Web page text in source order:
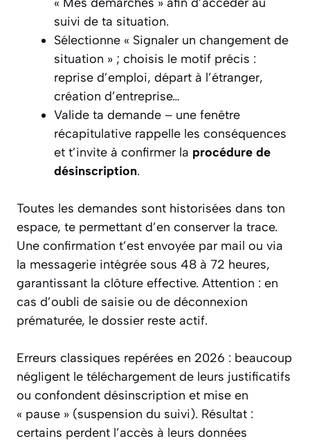
suivi de ta situation.
Sélectionne « Signaler un changement de
situation » ; choisis le motif précis :
reprise d’emploi, départ à l’étranger,
création d’entreprise…
Valide ta demande – une fenêtre
récapitulative rappelle les conséquences
et t’invite à confirmer la procédure de
désinscription.
Toutes les demandes sont historisées dans ton
espace, te permettant d’en conserver la trace.
Une confirmation t’est envoyée par mail ou via
la messagerie intégrée sous 48 à 72 heures,
garantissant la clôture effective. Attention : en
cas d’oubli de saisie ou de déconnexion
prématurée, le dossier reste actif.
Erreurs classiques repérées en 2026 : beaucoup
négligent le téléchargement de leurs justificatifs
ou confondent désinscription et mise en
« pause » (suspension du suivi). Résultat :
certains perdent l’accès à leurs données